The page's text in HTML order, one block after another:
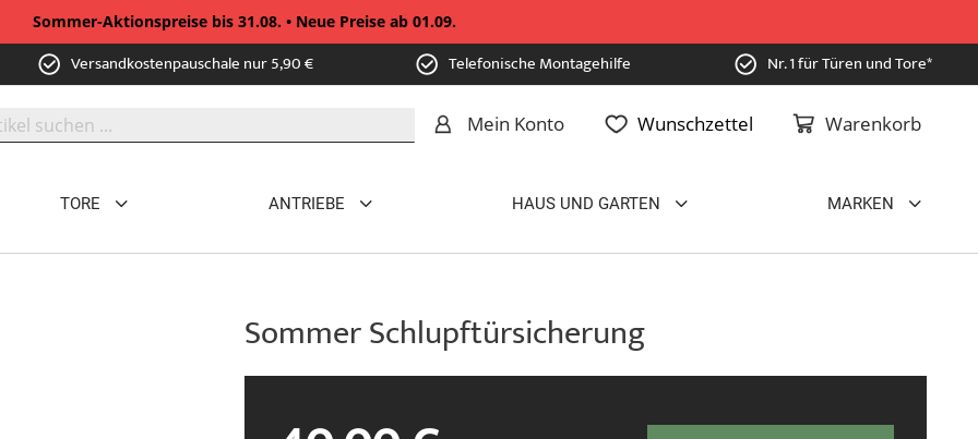
Sommer-Aktionspreise bis 31.08. • Neue Preise ab 01.09.
Versandkostenpauschale nur 5,90 € Telefonische Montagehilfe Nr. 1 für Türen und Tore*
Warenkorb
Mein Konto Wunschzettel
TORE ANTRIEBE HAUS UND GARTEN MARKEN
Sommer Schlupftürsicherung